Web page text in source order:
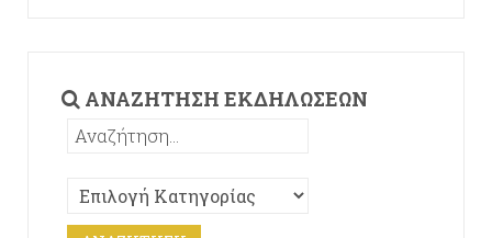
ΑΝΑΖΉΤΗΣΗ ΕΚΔΗΛΏΣΕΩΝ